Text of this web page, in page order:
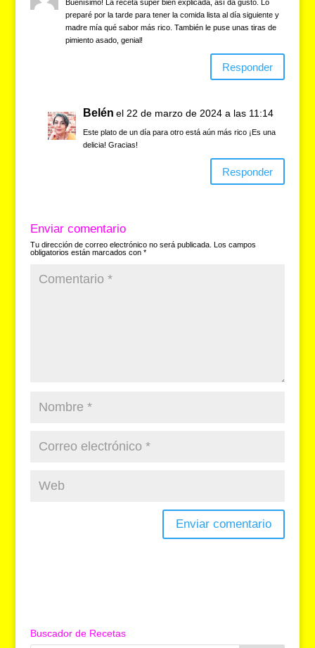
Buenísimo! La receta súper bien explicada, así da gusto. Lo
preparé por la tarde para tener la comida lista al día siguiente y
madre mía qué sabor más rico. También le puse unas tiras de
pimiento asado, genial!
Responder
Belén el 22 de marzo de 2024 a las 11:14
Este plato de un día para otro está aún más rico ¡Es una
delicia! Gracias!
Responder
Enviar comentario
Tu dirección de correo electrónico no será publicada. Los campos
obligatorios están marcados con *
Buscador de Recetas